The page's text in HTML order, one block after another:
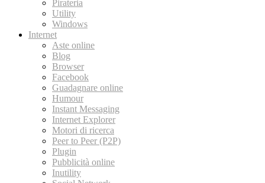
Pirateria
Utility
Windows
Internet
Aste online
Blog
Browser
Facebook
Guadagnare online
Humour
Instant Messaging
Internet Explorer
Motori di ricerca
Peer to Peer (P2P)
Plugin
Pubblicità online
Inutility